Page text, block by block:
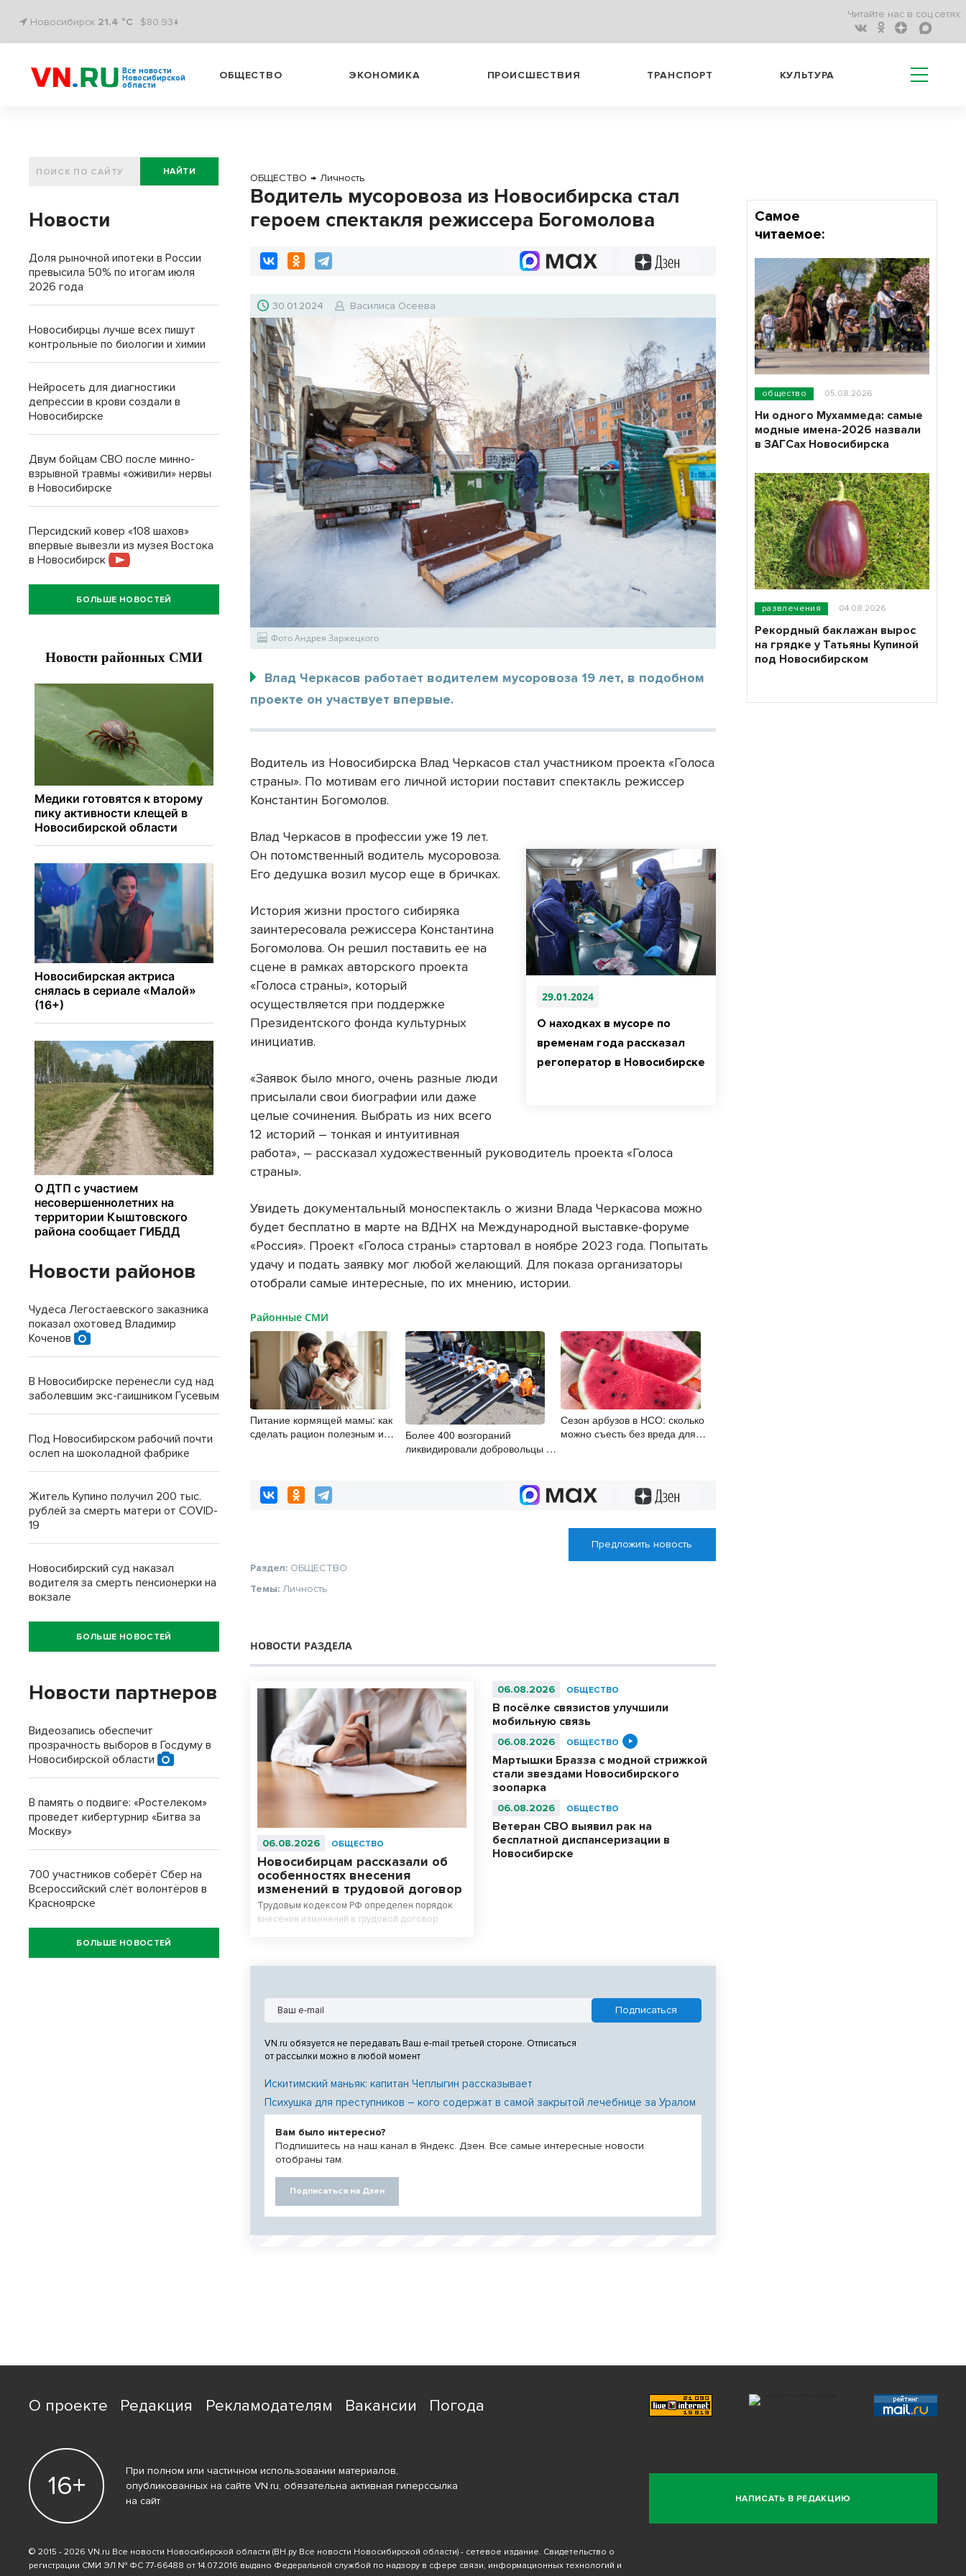
Новосибирск 21.4 °C $80.93↓
Читайте нас в соц.сетях:
Все новости
Новосибирской
области
ОБЩЕСТВО ЭКОНОМИКА ПРОИСШЕСТВИЯ ТРАНСПОРТ КУЛЬТУРА
ОБЩЕСТВО → Личность
Водитель мусоровоза из Новосибирска стал
героем спектакля режиссера Богомолова
30.01.2024 Василиса Осеева
Фото Андрея Заржецкого
Влад Черкасов работает водителем мусоровоза 19 лет, в подобном
проекте он участвует впервые.
Водитель из Новосибирска Влад Черкасов стал участником проекта «Голоса
страны». По мотивам его личной истории поставит спектакль режиссер
Константин Богомолов.
29.01.2024
О находках в мусоре по
временам года рассказал
регоператор в Новосибирске
Влад Черкасов в профессии уже 19 лет.
Он потомственный водитель мусоровоза.
Его дедушка возил мусор еще в бричках.
История жизни простого сибиряка
заинтересовала режиссера Константина
Богомолова. Он решил поставить ее на
сцене в рамках авторского проекта
«Голоса страны», который
осуществляется при поддержке
Президентского фонда культурных
инициатив.
«Заявок было много, очень разные люди
присылали свои биографии или даже
целые сочинения. Выбрать из них всего
12 историй – тонкая и интуитивная
работа», – рассказал художественный руководитель проекта «Голоса
страны».
Увидеть документальный моноспектакль о жизни Влада Черкасова можно
будет бесплатно в марте на ВДНХ на Международной выставке-форуме
«Россия». Проект «Голоса страны» стартовал в ноябре 2023 года. Попытать
удачу и подать заявку мог любой желающий. Для показа организаторы
отобрали самые интересные, по их мнению, истории.
Районные СМИ
Питание кормящей мамы: как
сделать рацион полезным и
Более 400 возгораний
ликвидировали добровольцы в
Сезон арбузов в НСО: сколько
можно съесть без вреда для
Предложить новость
Раздел: ОБЩЕСТВО
Темы:Личность
НОВОСТИ РАЗДЕЛА
06.08.2026 ОБЩЕСТВО
Новосибирцам рассказали об
особенностях внесения
изменений в трудовой договор
Трудовым кодексом РФ определен порядок
внесения изменений в трудовой договор.
06.08.2026 ОБЩЕСТВО
В посёлке связистов улучшили
мобильную связь
06.08.2026 ОБЩЕСТВО
Мартышки Бразза с модной стрижкой
стали звездами Новосибирского
зоопарка
06.08.2026 ОБЩЕСТВО
Ветеран СВО выявил рак на
бесплатной диспансеризации в
Новосибирске
VN.ru обязуется не передавать Ваш e-mail третьей стороне. Отписаться
от рассылки можно в любой момент
Искитимский маньяк: капитан Чеплыгин рассказывает
Психушка для преступников – кого содержат в самой закрытой лечебнице за Уралом
Вам было интересно?
Подпишитесь на наш канал в Яндекс. Дзен. Все самые интересные новости
отобраны там.
Подписаться на Дзен
НАЙТИ
Новости
Доля рыночной ипотеки в России
превысила 50% по итогам июля
2026 года
Новосибирцы лучше всех пишут
контрольные по биологии и химии
Нейросеть для диагностики
депрессии в крови создали в
Новосибирске
Двум бойцам СВО после минно-
взрывной травмы «оживили» нервы
в Новосибирске
Персидский ковер «108 шахов»
впервые вывезли из музея Востока
в Новосибирск
БОЛЬШЕ НОВОСТЕЙ
Новости районов
Чудеса Легостаевского заказника
показал охотовед Владимир
Коченов
В Новосибирске перенесли суд над
заболевшим экс-гаишником Гусевым
Под Новосибирском рабочий почти
ослеп на шоколадной фабрике
Житель Купино получил 200 тыс.
рублей за смерть матери от COVID-
19
Новосибирский суд наказал
водителя за смерть пенсионерки на
вокзале
БОЛЬШЕ НОВОСТЕЙ
Новости партнеров
Видеозапись обеспечит
прозрачность выборов в Госдуму в
Новосибирской области
В память о подвиге: «Ростелеком»
проведет кибертурнир «Битва за
Москву»
700 участников соберёт Сбер на
Всероссийский слёт волонтёров в
Красноярске
БОЛЬШЕ НОВОСТЕЙ
Самое
читаемое:
общество 05.08.2026
Ни одного Мухаммеда: самые
модные имена-2026 назвали
в ЗАГСах Новосибирска
развлечения 04.08.2026
Рекордный баклажан вырос
на грядке у Татьяны Купиной
под Новосибирском
О проекте Редакция Рекламодателям Вакансии Погода
НАПИСАТЬ В РЕДАКЦИЮ
16+
При полном или частичном использовании материалов,
опубликованных на сайте VN.ru, обязательна активная гиперссылка
на сайт
© 2015 - 2026 VN.ru Все новости Новосибирской области (ВН.ру Все новости Новосибирской области) - сетевое издание. Свидетельство о
регистрации СМИ ЭЛ № ФС 77-66488 от 14.07.2016 выдано Федеральной службой по надзору в сфере связи, информационных технологий и